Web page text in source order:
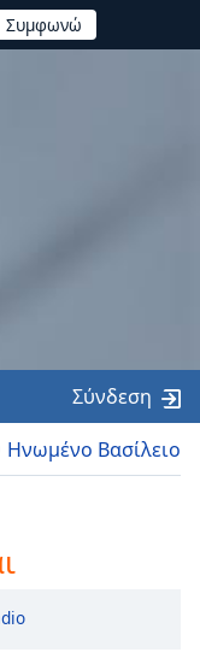
Ηνωμένο Βασίλειο
Σύνδεση